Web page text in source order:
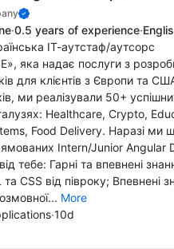
·0.5 years of experience·
ІТ-аутстаф/аутсорс
яка надає послуги з
для клієнтів з Європи та
ми реалізували 50+
Healthcare, Crypto,
Food Delivery. Наразі ми
Intern/Junior Angular
тебе: Гарні та впевнені
CSS від півроку; Впевнені
More
·10d